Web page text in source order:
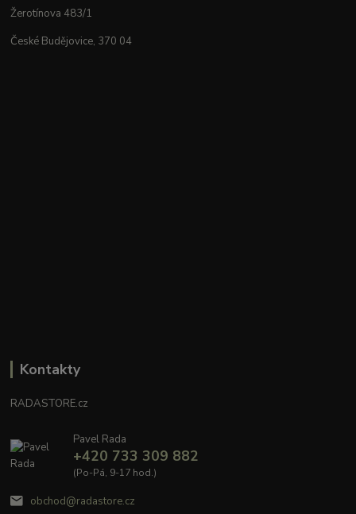
Žerotínova 483/1
České Budějovice, 370 04
Kontakty
RADASTORE.cz
Pavel Rada
+420 733 309 882
(Po-Pá, 9-17 hod.)
obchod@radastore.cz